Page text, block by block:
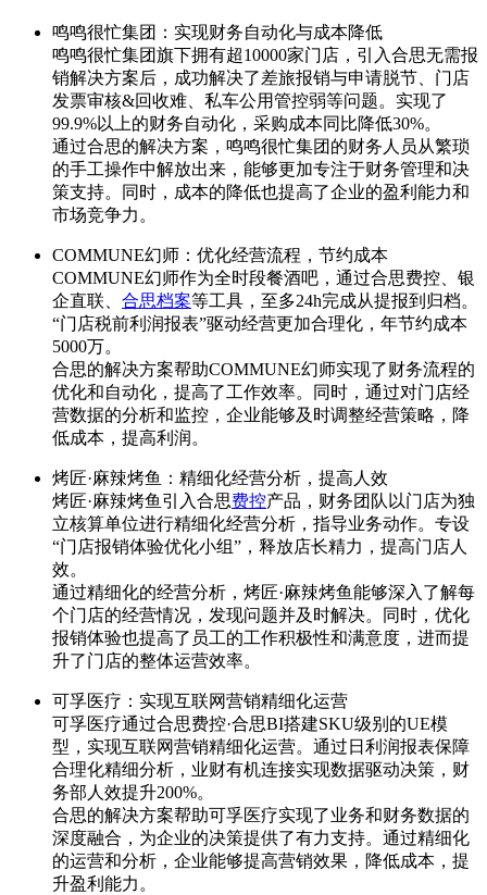
鸣鸣很忙集团：实现财务自动化与成本降低
鸣鸣很忙集团旗下拥有超10000家门店，引入合思无需报
销解决方案后，成功解决了差旅报销与申请脱节、门店
发票审核&回收难、私车公用管控弱等问题。实现了
99.9%以上的财务自动化，采购成本同比降低30%。
通过合思的解决方案，鸣鸣很忙集团的财务人员从繁琐
的手工操作中解放出来，能够更加专注于财务管理和决
策支持。同时，成本的降低也提高了企业的盈利能力和
市场竞争力。
COMMUNE幻师：优化经营流程，节约成本
COMMUNE幻师作为全时段餐酒吧，通过合思费控、银
企直联、 合思档案等工具，至多24h完成从提报到归档。
“门店税前利润报表”驱动经营更加合理化，年节约成本
5000万。
合思的解决方案帮助COMMUNE幻师实现了财务流程的
优化和自动化，提高了工作效率。同时，通过对门店经
营数据的分析和监控，企业能够及时调整经营策略，降
低成本，提高利润。
烤匠·麻辣烤鱼：精细化经营分析，提高人效
烤匠·麻辣烤鱼引入合思费控产品，财务团队以门店为独
立核算单位进行精细化经营分析，指导业务动作。专设
“门店报销体验优化小组”，释放店长精力，提高门店人
效。
通过精细化的经营分析，烤匠·麻辣烤鱼能够深入了解每
个门店的经营情况，发现问题并及时解决。同时，优化
报销体验也提高了员工的工作积极性和满意度，进而提
升了门店的整体运营效率。
可孚医疗：实现互联网营销精细化运营
可孚医疗通过合思费控·合思BI搭建SKU级别的UE模
型，实现互联网营销精细化运营。通过日利润报表保障
合理化精细分析，业财有机连接实现数据驱动决策，财
务部人效提升200%。
合思的解决方案帮助可孚医疗实现了业务和财务数据的
深度融合，为企业的决策提供了有力支持。通过精细化
的运营和分析，企业能够提高营销效果，降低成本，提
升盈利能力。